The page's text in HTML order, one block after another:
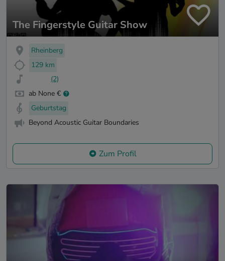
The Fingerstyle Guitar Show
Rheinberg
129 km
(2)
ab None €
Geburtstag
Beyond Acoustic Guitar Boundaries
Zum Profil